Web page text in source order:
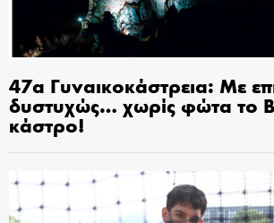
47α Γυναικοκάστρεια: Με
δυστυχώς… χωρίς φώτα το
κάστρο!